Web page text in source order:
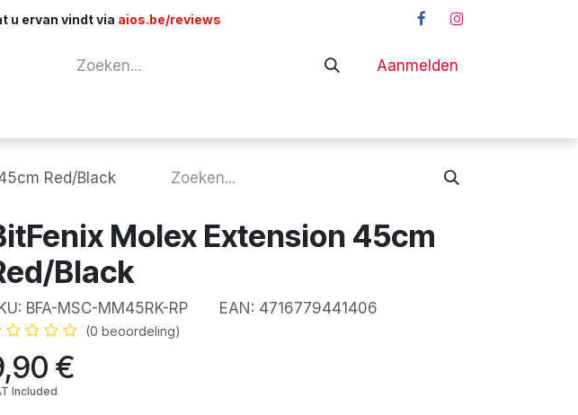
u ervan vindt via aios.be/reviews
Aanmelden
Red/Black
Molex Extension 45cm
Black
BFA-MSC-MM45RK-RP EAN: 4716779441406
(0 beoordeling)
€
Included